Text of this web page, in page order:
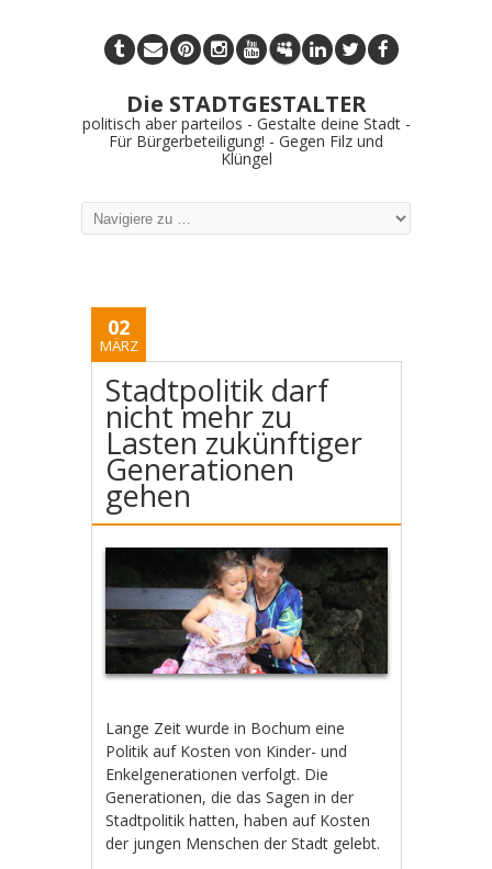
Die STADTGESTALTER
politisch aber parteilos - Gestalte deine Stadt -
Für Bürgerbeteiligung! - Gegen Filz und
Klüngel
02
MÄRZ
Stadtpolitik darf
nicht mehr zu
Lasten zukünftiger
Generationen
gehen
Lange Zeit wurde in Bochum eine
Politik auf Kosten von Kinder- und
Enkelgenerationen verfolgt. Die
Generationen, die das Sagen in der
Stadtpolitik hatten, haben auf Kosten
der jungen Menschen der Stadt gelebt.